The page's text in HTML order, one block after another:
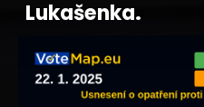
Lukašenka.